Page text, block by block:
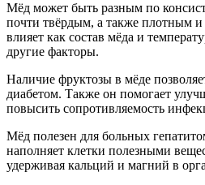
Мёд может быть разным по
почти твёрдым, а также плотным и
влияет как состав мёда и
другие факторы.
Наличие фруктозы в мёде
диабетом. Также он помогает
повысить сопротивляемость
Мёд полезен для больных
наполняет клетки полезными
удерживая кальций и магний в